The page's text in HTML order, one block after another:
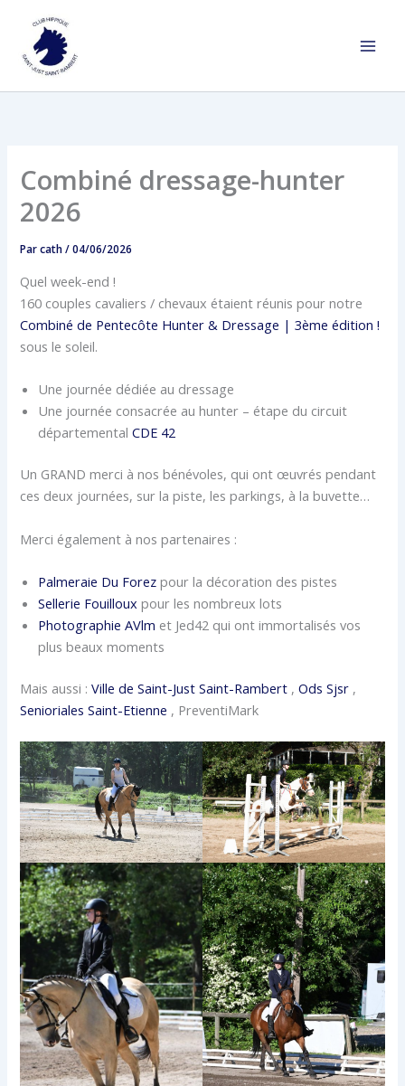
contenu
Combiné dressage-hunter
2026
Parcath/04/06/2026
Quel week-end !
160 couples cavaliers / chevaux étaient réunis pour notre
Combiné de Pentecôte Hunter & Dressage | 3ème édition !
sous le soleil.
Une journée dédiée au dressage
Une journée consacrée au hunter – étape du circuit
départementalCDE 42
Un GRAND merci à nos bénévoles, qui ont œuvrés pendant
ces deux journées, sur la piste, les parkings, à la buvette…
Merci également à nos partenaires :
Palmeraie Du Forez pour la décoration des pistes
Sellerie Fouilloux pour les nombreux lots
Photographie AVlm et Jed42 qui ont immortalisés vos
plus beaux moments
Mais aussi :Ville de Saint-Just Saint-Rambert ,Ods Sjsr ,
Senioriales Saint-Etienne , PreventiMark